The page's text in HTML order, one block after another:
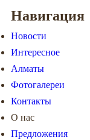
Навигация
Новости
Интересное
Алматы
Фотогалереи
Контакты
О нас
Предложения